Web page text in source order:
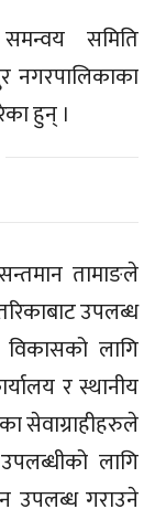
समिति
नगरपालिकाका
हुन् ।
तामाङले
उपलब्ध
लागि
र स्थानीय
सेवाग्राहीहरुले
लागि
उपलब्ध गराउने